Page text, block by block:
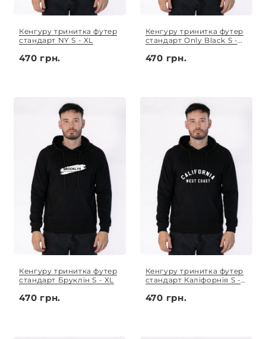
Кенгуру тринитка футер
стандарт NY S - XL
470 грн.
Кенгуру тринитка футер
стандарт Only Black S -
470 грн.
Кенгуру тринитка футер
стандарт Бруклін S - XL
470 грн.
Кенгуру тринитка футер
стандарт Каліфорнія S -
470 грн.